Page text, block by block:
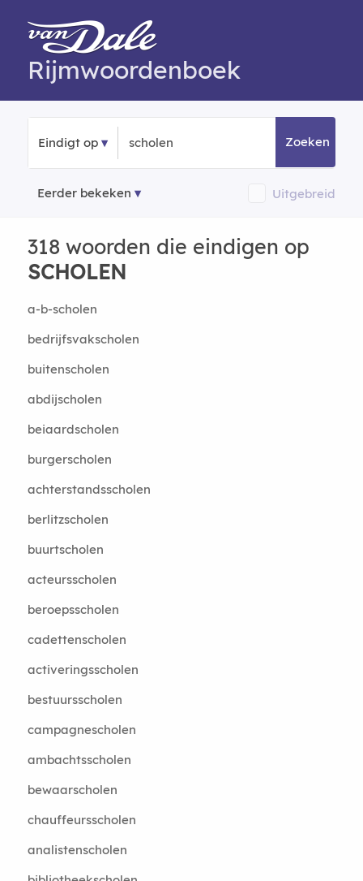
Rijmwoordenboek
Eindigt op Zoeken
Eerder bekeken Uitgebreid
318 woorden die eindigen op
SCHOLEN
a-b-scholen
bedrijfsvakscholen
buitenscholen
abdijscholen
beiaardscholen
burgerscholen
achterstandsscholen
berlitzscholen
buurtscholen
acteursscholen
beroepsscholen
cadettenscholen
activeringsscholen
bestuursscholen
campagnescholen
ambachtsscholen
bewaarscholen
chauffeursscholen
analistenscholen